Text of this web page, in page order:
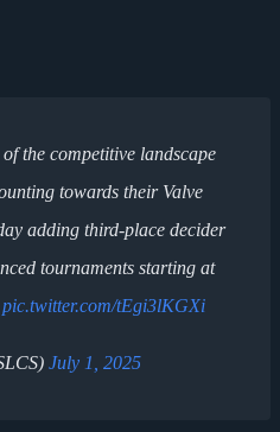
the competitive landscape
towards their Valve
adding third-place decider
tournaments starting at
pic.twitter.com/tEgi3lKGXi
July 1, 2025